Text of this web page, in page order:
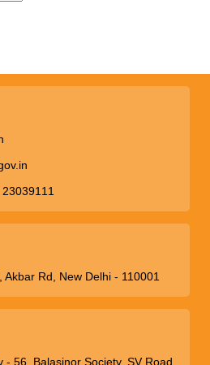
23039111
Akbar Rd, New Delhi - 110001
- 56, Balasinor Society, SV Road,